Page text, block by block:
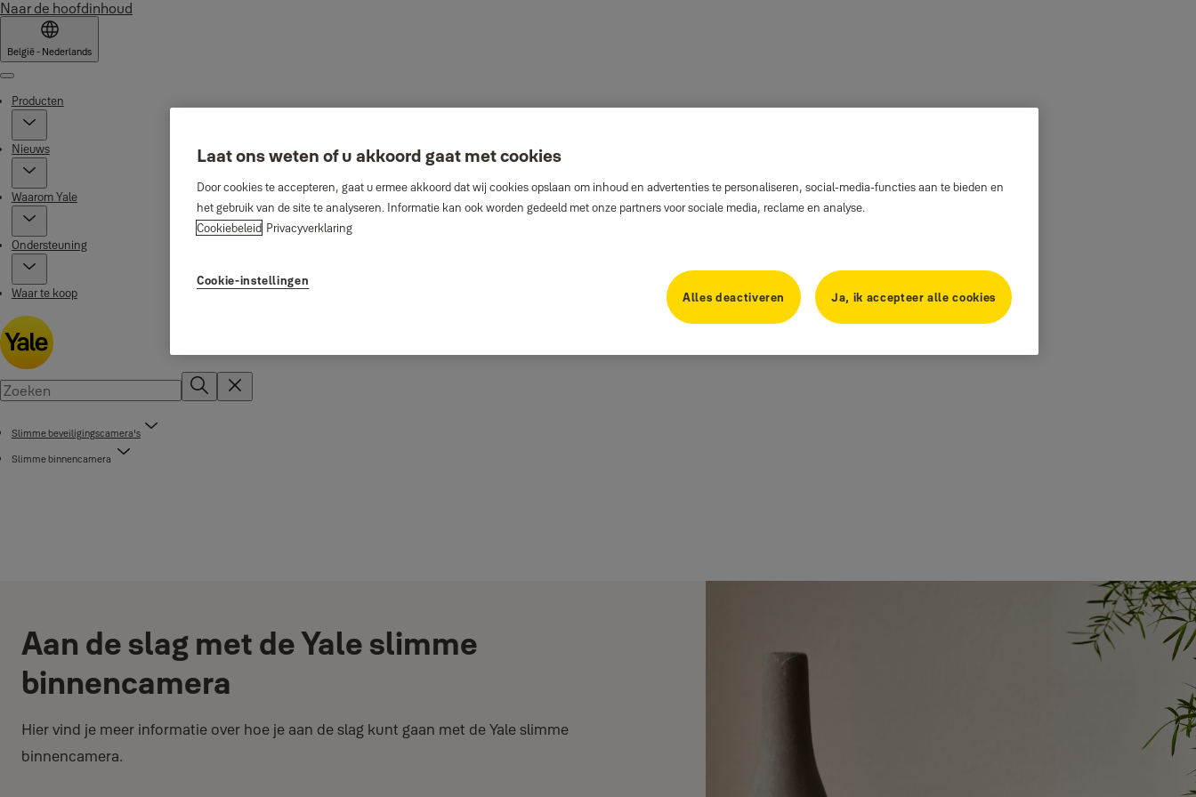
Naar de hoofdinhoud
België - Nederlands
Menu
Producten
Nieuws
Waarom Yale
Ondersteuning
Waar te koop
Slimme beveiligingscamera's
Slimme binnencamera
Aan de slag met de Yale slimme
binnencamera
Hier vind je meer informatie over hoe je aan de slag kunt gaan met de Yale slimme
binnencamera.
Laat ons weten of u akkoord gaat met cookies
Door cookies te accepteren, gaat u ermee akkoord dat wij cookies opslaan om inhoud en advertenties te personaliseren, social-media-functies aan te bieden en
het gebruik van de site te analyseren. Informatie kan ook worden gedeeld met onze partners voor sociale media, reclame en analyse.
Cookiebeleid Privacyverklaring
Cookie-instellingen
Alles deactiveren
Ja, ik accepteer alle cookies